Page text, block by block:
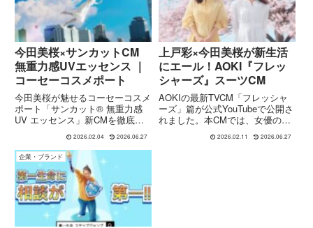
今田美桜×サンカットCM
無重力感UVエッセンス ｜
コーセーコスメポート
今田美桜が魅せるコーセーコスメ
ポート「サンカット® 無重力感
UV エッセンス」新CMを徹底紹
SPF50+ の高い紫外線防御力、
2026 SS の最新UVケアアイテム
の魅力をわかりやすく解説しま
す。
2026.02.04 2026.06.27
上戸彩×今田美桜が新生活
にエール！AOKI『フレッ
シャーズ』スーツCM
AOKIの最新TVCM「フレッシャ
ーズ」篇が公式YouTubeで公開さ
れました。本CMでは、女優の上
し、これから新生活を迎える若者
2026.02.11 2026.06.27
企業・ブランド